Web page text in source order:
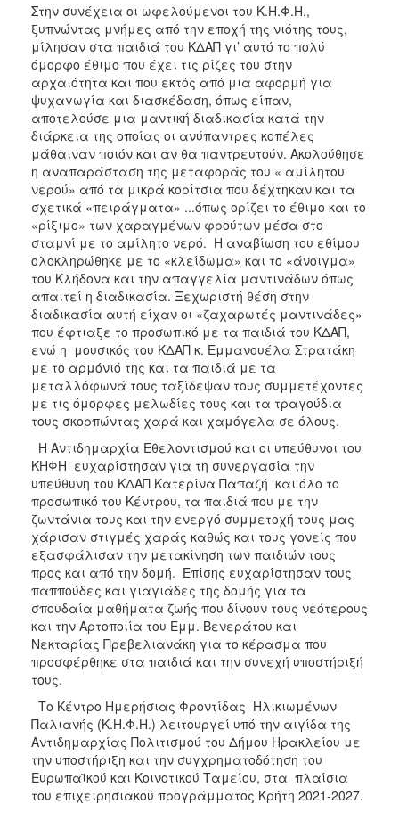
ΠΟΛΙΤΙΣΜΟΣ
ΑΝΘΕΚΤΙΚΗ
ΠΟΛΗ
Στην συνέχεια οι ωφελούμενοι του Κ.Η.Φ.Η.,
ξυπνώντας μνήμες από την εποχή της νιότης τους,
μίλησαν στα παιδιά του ΚΔΑΠ γι’ αυτό το πολύ
όμορφο έθιμο που έχει τις ρίζες του στην
αρχαιότητα και που εκτός από μια αφορμή για
ψυχαγωγία και διασκέδαση, όπως είπαν,
αποτελούσε μια μαντική διαδικασία κατά την
διάρκεια της οποίας οι ανύπαντρες κοπέλες
μάθαιναν ποιόν και αν θα παντρευτούν. Ακολούθησε
η αναπαράσταση της μεταφοράς του « αμίλητου
νερού» από τα μικρά κορίτσια που δέχτηκαν και τα
σχετικά «πειράγματα» ...όπως ορίζει το έθιμο και το
«ρίξιμο» των χαραγμένων φρούτων μέσα στο
σταμνί με το αμίλητο νερό. Η αναβίωση του εθίμου
ολοκληρώθηκε με το «κλείδωμα» και το «άνοιγμα»
του Κλήδονα και την απαγγελία μαντινάδων όπως
απαιτεί η διαδικασία. Ξεχωριστή θέση στην
διαδικασία αυτή είχαν οι «ζαχαρωτές μαντινάδες»
που έφτιαξε το προσωπικό με τα παιδιά του ΚΔΑΠ,
ενώ η μουσικός του ΚΔΑΠ κ. Εμμανουέλα Στρατάκη
με το αρμόνιό της και τα παιδιά με τα
μεταλλόφωνά τους ταξίδεψαν τους συμμετέχοντες
με τις όμορφες μελωδίες τους και τα τραγούδια
τους σκορπώντας χαρά και χαμόγελα σε όλους.
Η Αντιδημαρχία Εθελοντισμού και οι υπεύθυνοι του
ΚΗΦΗ ευχαρίστησαν για τη συνεργασία την
υπεύθυνη του ΚΔΑΠ Κατερίνα Παπαζή και όλο το
προσωπικό του Κέντρου, τα παιδιά που με την
ζωντάνια τους και την ενεργό συμμετοχή τους μας
χάρισαν στιγμές χαράς καθώς και τους γονείς που
εξασφάλισαν την μετακίνηση των παιδιών τους
προς και από την δομή. Επίσης ευχαρίστησαν τους
παππούδες και γιαγιάδες της δομής για τα
σπουδαία μαθήματα ζωής που δίνουν τους νεότερους
και την Αρτοποιία του Εμμ. Βενεράτου και
Νεκταρίας Πρεβελιανάκη για το κέρασμα που
προσφέρθηκε στα παιδιά και την συνεχή υποστήριξή
τους.
Το Κέντρο Ημερήσιας Φροντίδας Ηλικιωμένων
Παλιανής (Κ.Η.Φ.Η.) λειτουργεί υπό την αιγίδα της
Αντιδημαρχίας Πολιτισμού του Δήμου Ηρακλείου με
την υποστήριξη και την συγχρηματοδότηση του
Ευρωπαϊκού και Κοινοτικού Ταμείου, στα πλαίσια
του επιχειρησιακού προγράμματος Κρήτη 2021-2027.